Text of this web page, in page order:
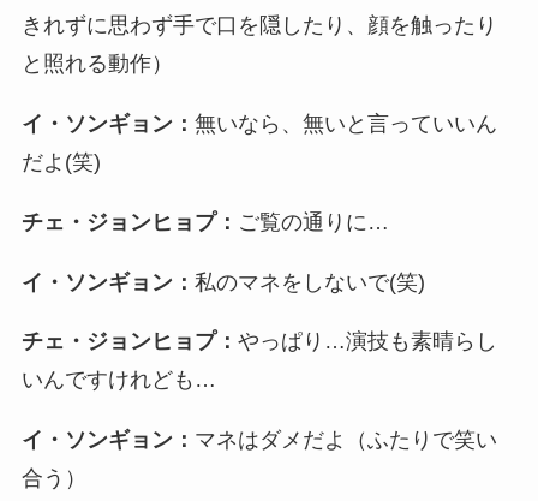
きれずに思わず手で口を隠したり、顔を触ったり
と照れる動作）
イ・ソンギョン： 無いなら、無いと言っていいん
だよ(笑)
チェ・ジョンヒョプ： ご覧の通りに…
イ・ソンギョン： 私のマネをしないで(笑)
チェ・ジョンヒョプ： やっぱり…演技も素晴らし
いんですけれども…
イ・ソンギョン： マネはダメだよ（ふたりで笑い
合う）